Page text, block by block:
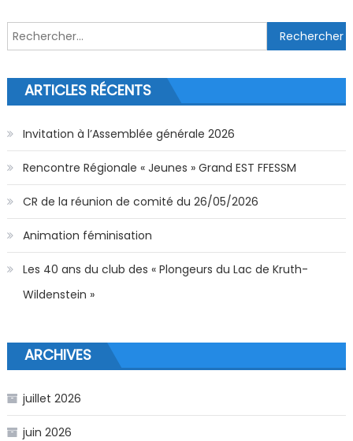
Rechercher :
ARTICLES RÉCENTS
Invitation à l’Assemblée générale 2026
Rencontre Régionale « Jeunes » Grand EST FFESSM
CR de la réunion de comité du 26/05/2026
Animation féminisation
Les 40 ans du club des « Plongeurs du Lac de Kruth-
Wildenstein »
ARCHIVES
juillet 2026
juin 2026